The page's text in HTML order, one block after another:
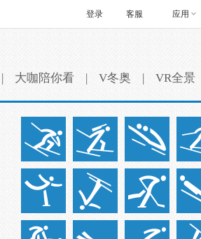
客服 应用
登录
| 大咖陪你看 | V冬奥 | VR全景